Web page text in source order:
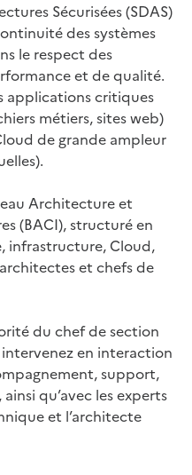
Sécurisées (SDAS)
des systèmes
le respect des
et de qualité.
applications critiques
métiers, sites web)
de grande ampleur
Architecture et
(BACI), structuré en
infrastructure, Cloud,
et chefs de
du chef de section
en interaction
support,
qu’avec les experts
et l’architecte